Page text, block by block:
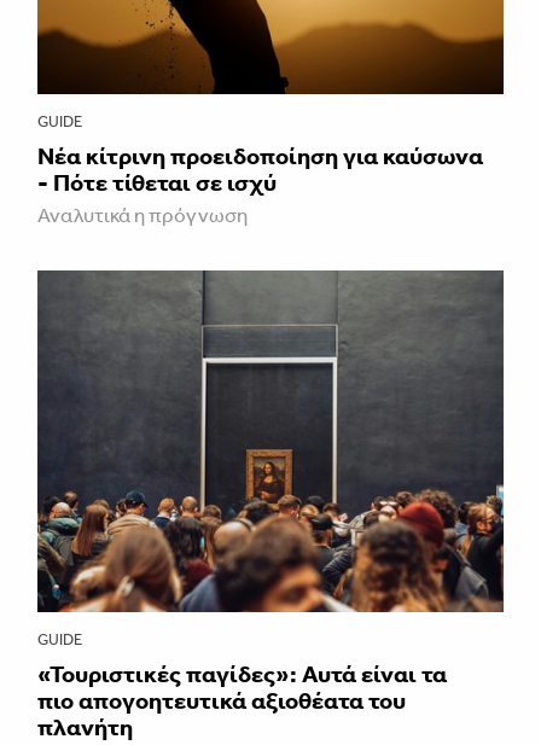
GUIDE
Νέα κίτρινη προειδοποίηση για καύσωνα
- Πότε τίθεται σε ισχύ
Αναλυτικά η πρόγνωση
GUIDE
«Τουριστικές παγίδες»: Αυτά είναι τα
πιο απογοητευτικά αξιοθέατα του
πλανήτη